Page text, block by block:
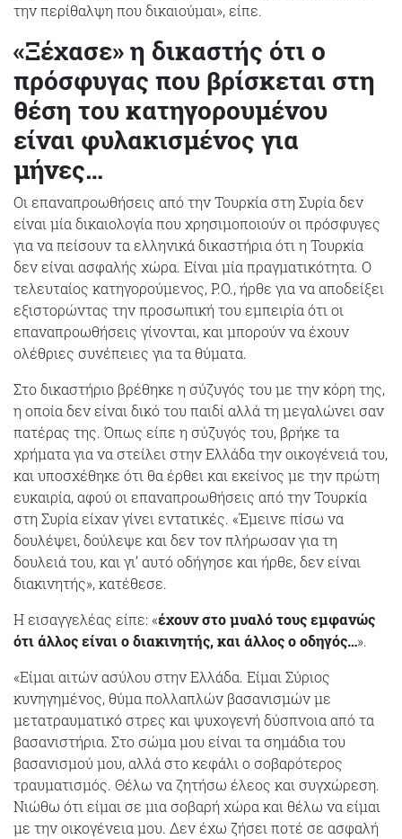
την περίθαλψη που δικαιούμαι», είπε.
«Ξέχασε» η δικαστής ότι ο
πρόσφυγας που βρίσκεται στη
θέση του κατηγορουμένου
είναι φυλακισμένος για
μήνες…
Οι επαναπροωθήσεις από την Τουρκία στη Συρία δεν
είναι μία δικαιολογία που χρησιμοποιούν οι πρόσφυγες
για να πείσουν τα ελληνικά δικαστήρια ότι η Τουρκία
δεν είναι ασφαλής χώρα. Είναι μία πραγματικότητα. Ο
τελευταίος κατηγορούμενος, Ρ.Ο., ήρθε για να αποδείξει
εξιστορώντας την προσωπική του εμπειρία ότι οι
επαναπροωθήσεις γίνονται, και μπορούν να έχουν
ολέθριες συνέπειες για τα θύματα.
Στο δικαστήριο βρέθηκε η σύζυγός του με την κόρη της,
η οποία δεν είναι δικό του παιδί αλλά τη μεγαλώνει σαν
πατέρας της. Όπως είπε η σύζυγός του, βρήκε τα
χρήματα για να στείλει στην Ελλάδα την οικογένειά του,
και υποσχέθηκε ότι θα έρθει και εκείνος με την πρώτη
ευκαιρία, αφού οι επαναπροωθήσεις από την Τουρκία
στη Συρία είχαν γίνει εντατικές. «Έμεινε πίσω να
δουλέψει, δούλεψε και δεν τον πλήρωσαν για τη
δουλειά του, και γι’ αυτό οδήγησε και ήρθε, δεν είναι
διακινητής», κατέθεσε.
Η εισαγγελέας είπε: «έχουν στο μυαλό τους εμφανώς
ότι άλλος είναι ο διακινητής, και άλλος ο οδηγός…».
«Είμαι αιτών ασύλου στην Ελλάδα. Είμαι Σύριος
κυνηγημένος, θύμα πολλαπλών βασανισμών με
μετατραυματικό στρες και ψυχογενή δύσπνοια από τα
βασανιστήρια. Στο σώμα μου είναι τα σημάδια του
βασανισμού μου, αλλά στο κεφάλι ο σοβαρότερος
τραυματισμός. Θέλω να ζητήσω έλεος και συγχώρεση.
Νιώθω ότι είμαι σε μια σοβαρή χώρα και θέλω να είμαι
με την οικογένεια μου. Δεν έχω ζήσει ποτέ σε ασφαλή